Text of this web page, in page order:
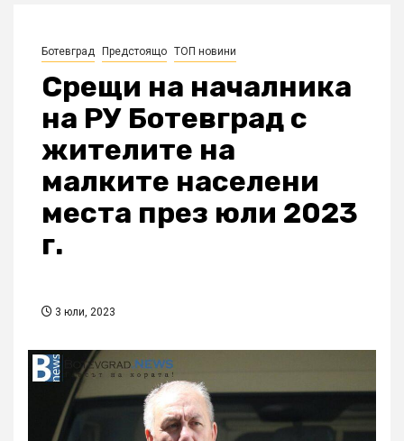
Ботевград Предстоящо ТОП новини
Срещи на началника
на РУ Ботевград с
жителите на
малките населени
места през юли 2023
г.
3 юли, 2023